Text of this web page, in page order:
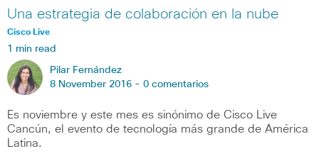
Una estrategia de colaboración en la nube
Cisco Live
1 min read
Pilar Fernández
8 November 2016 - 0 comentarios
Es noviembre y este mes es sinónimo de Cisco Live
Cancún, el evento de tecnología más grande de América
Latina.